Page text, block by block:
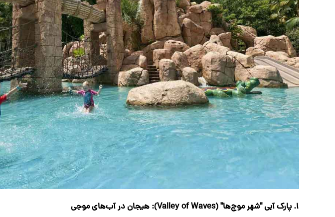
1. پارک آبی "شهر موج‌ها" (Valley of Waves): هیجان در آب‌های موجی